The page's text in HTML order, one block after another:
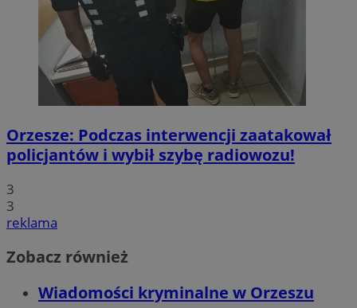
Orzesze: Podczas interwencji zaatakował
policjantów i wybił szybę radiowozu!
3
3
reklama
Zobacz również
Wiadomości kryminalne w Orzeszu